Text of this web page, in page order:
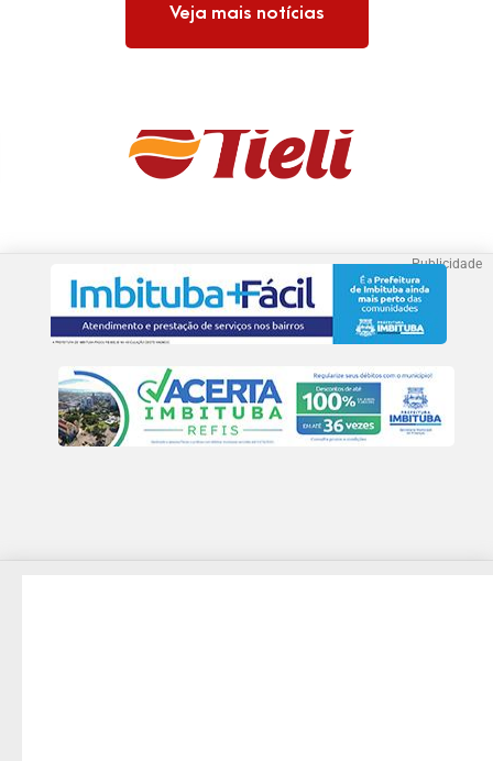
Veja mais notícias
Publicidade